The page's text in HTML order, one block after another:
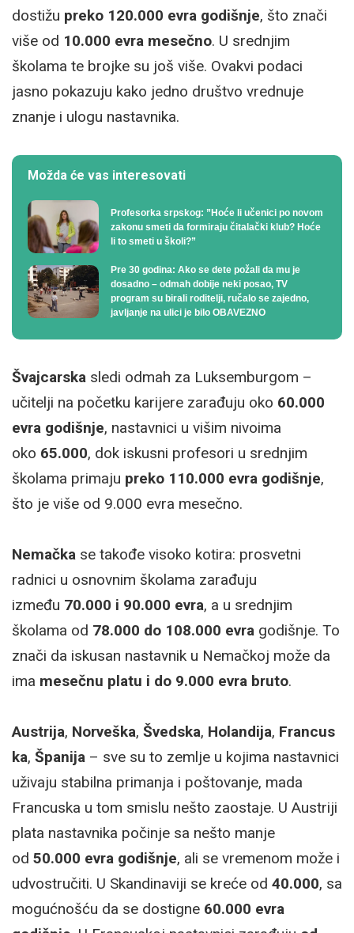
dostižu preko 120.000 evra godišnje, što znači
više od 10.000 evra mesečno. U srednjim
školama te brojke su još više. Ovakvi podaci
jasno pokazuju kako jedno društvo vrednuje
znanje i ulogu nastavnika.
Možda će vas interesovati
Profesorka srpskog: ”Hoće li učenici po novom
zakonu smeti da formiraju čitalački klub? Hoće
li to smeti u školi?”
Pre 30 godina: Ako se dete požali da mu je
dosadno – odmah dobije neki posao, TV
program su birali roditelji, ručalo se zajedno,
javljanje na ulici je bilo OBAVEZNO
Švajcarska sledi odmah za Luksemburgom –
učitelji na početku karijere zarađuju oko 60.000
evra godišnje, nastavnici u višim nivoima
oko 65.000, dok iskusni profesori u srednjim
školama primaju preko 110.000 evra godišnje,
što je više od 9.000 evra mesečno.
Nemačka se takođe visoko kotira: prosvetni
radnici u osnovnim školama zarađuju
između 70.000 i 90.000 evra, a u srednjim
školama od 78.000 do 108.000 evra godišnje. To
znači da iskusan nastavnik u Nemačkoj može da
ima mesečnu platu i do 9.000 evra bruto.
Austrija, Norveška, Švedska, Holandija, Francus
ka, Španija – sve su to zemlje u kojima nastavnici
uživaju stabilna primanja i poštovanje, mada
Francuska u tom smislu nešto zaostaje. U Austriji
plata nastavnika počinje sa nešto manje
od 50.000 evra godišnje, ali se vremenom može i
udvostručiti. U Skandinaviji se kreće od 40.000, sa
mogućnošću da se dostigne 60.000 evra